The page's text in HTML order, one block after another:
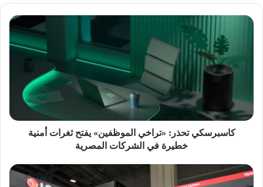
كاسبرسكي
الموظفين»
خطيرة
في
الشركاتكاسبرسكي تحذر: «تراخي الموظفين» يفتح ثغرات أمنية
خطيرة في الشركات المصرية
«إل
جي»